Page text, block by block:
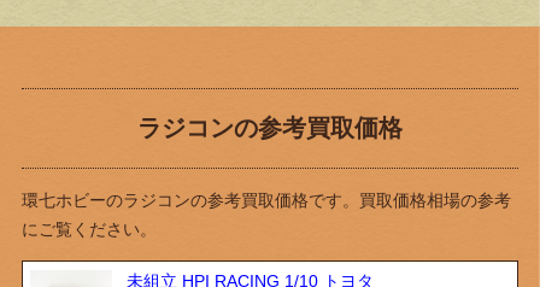
ラジコンの参考買取価格
環七ホビーのラジコンの参考買取価格です。買取価格相場の参考
にご覧ください。
未組立 HPI RACING 1/10 トヨタ